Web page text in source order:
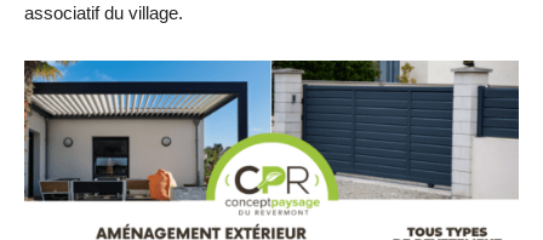
associatif du village.